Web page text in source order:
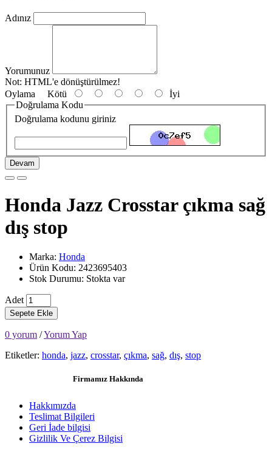
Adınız
Yorumunuz
Not: HTML'e dönüştürülmez!
Oylama Kötü
İyi
Doğrulama Kodu
Doğrulama kodunu giriniz
Devam
Honda Jazz Crosstar çıkma sağ
dış stop
Marka: Honda
Ürün Kodu: 2423695403
Stok Durumu: Stokta var
Adet
Sepete Ekle
0 yorum /Yorum Yap
Etiketler: honda, jazz, crosstar, çıkma, sağ, dış, stop
Firmamız Hakkında
Hakkımızda
Teslimat Bilgileri
Geri İade bilgisi
Gizlilik Ve Çerez Bilgisi